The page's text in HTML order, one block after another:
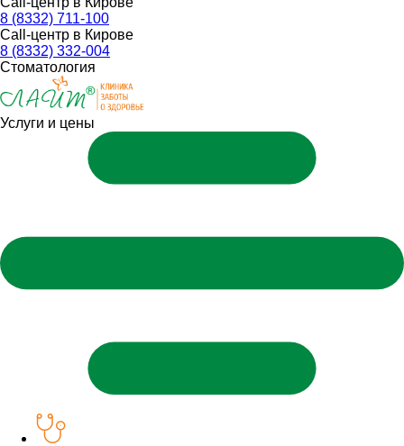
8 (8332) 711-100
Call-центр в Кирове
8 (8332) 332-004
Стоматология
Услуги и цены